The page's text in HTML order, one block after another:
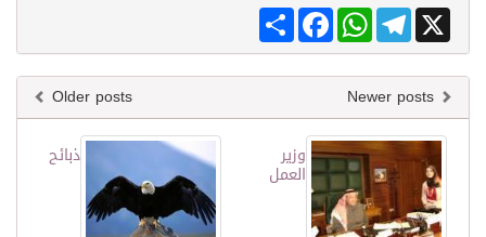
Share
FacebookWhatsAppTelegram X
Older posts
ذبائح
وزير
العمل